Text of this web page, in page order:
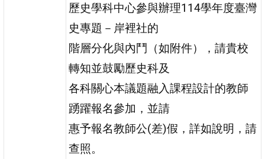
歷史學科中心參與辦理114學年度臺灣
史專題－岸裡社的
階層分化與內鬥（如附件），請貴校
轉知並鼓勵歷史科及
各科關心本議題融入課程設計的教師
踴躍報名參加，並請
惠予報名教師公(差)假，詳如說明，請
查照。